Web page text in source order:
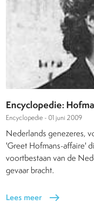
Encyclopedie:
Encyclopedie - 01 juni 2009
Nederlands genezeres,
'Greet Hofmans-affaire'
voortbestaan van de
gevaar bracht.
Lees meer east